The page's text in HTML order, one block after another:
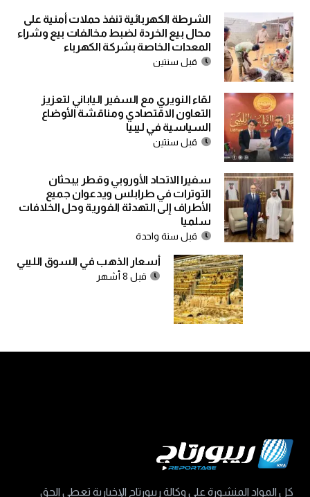
الشرطة الكهربائية تنفذ حملات أمنية على
محال بيع الخردة لضبط مخالفات بيع وشراء
المعدات الخاصة بشركة الكهرباء
قبل سنتين
لقاء النويري مع السفير الياباني لتعزيز
التعاون الاقتصادي ومناقشة الأوضاع
السياسية في ليبيا
قبل سنتين
سفيرا الاتحاد الأوروبي وقطر يبحثان
التوترات في طرابلس ويدعوان جميع
الأطراف إلى التهدئة الفورية وحل الخلافات
سلميا
قبل سنة واحدة
أسعار الذهب في السوق الليبي
قبل 8 أشهر
كل المواد المنشورة على وكالة ريبورتاج الإخبارية تعطي الحق